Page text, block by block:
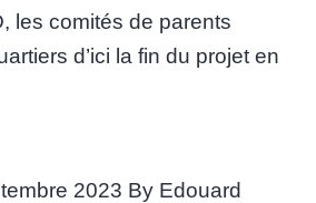
les comités de parents
d’ici la fin du projet en
2023 By Edouard